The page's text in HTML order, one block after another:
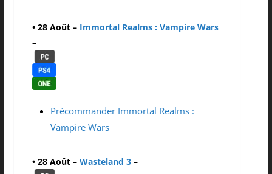
• 28 Août – Immortal Realms : Vampire Wars
–
Précommander Immortal Realms :
Vampire Wars
• 28 Août – Wasteland 3–